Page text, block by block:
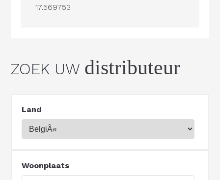
17.569753
ZOEK UW distributeur
Land
Woonplaats